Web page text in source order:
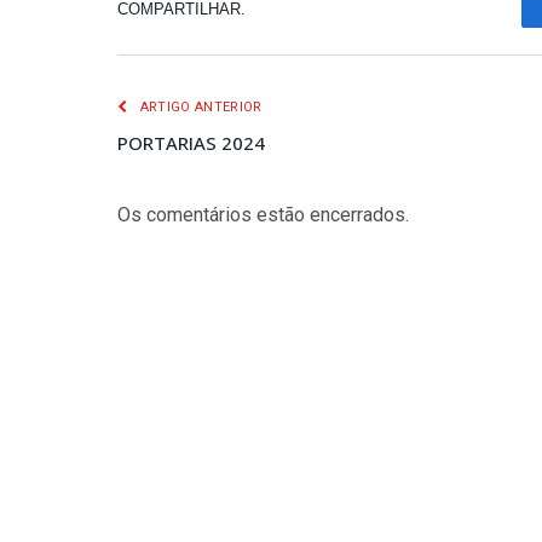
COMPARTILHAR.
ARTIGO ANTERIOR
PORTARIAS 2024
Os comentários estão encerrados.